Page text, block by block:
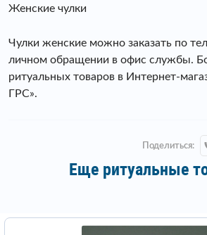
Женские чулки
Чулки женские можно заказать по
личном обращении в офис службы.
ритуальных товаров в Интернет-
ГРС».
Поделиться:
Еще ритуальные